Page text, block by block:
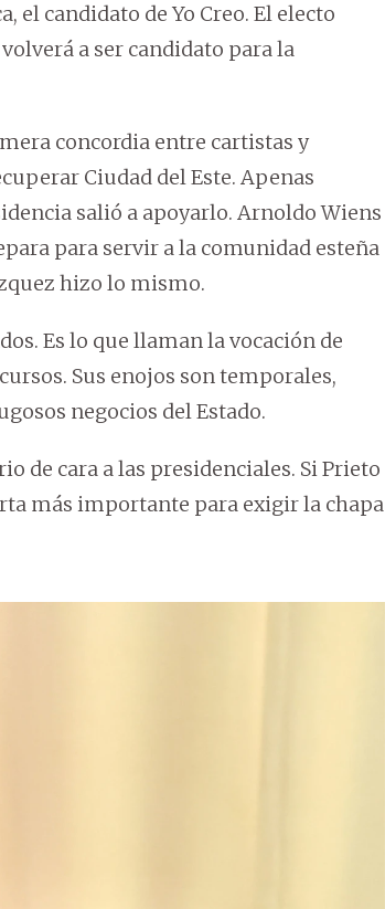
el candidato de Yo Creo. El electo
a ser candidato para la
concordia entre cartistas y
Ciudad del Este. Apenas
salió a apoyarlo. Arnoldo Wiens
para servir a la comunidad esteña
hizo lo mismo.
Es lo que llaman la vocación de
Sus enojos son temporales,
negocios del Estado.
de cara a las presidenciales. Si Prieto
más importante para exigir la chapa